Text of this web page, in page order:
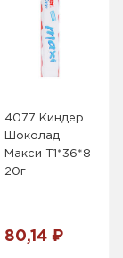
4077 Киндер
Шоколад
Макси Т1*36*8
20г
80,14 ₽